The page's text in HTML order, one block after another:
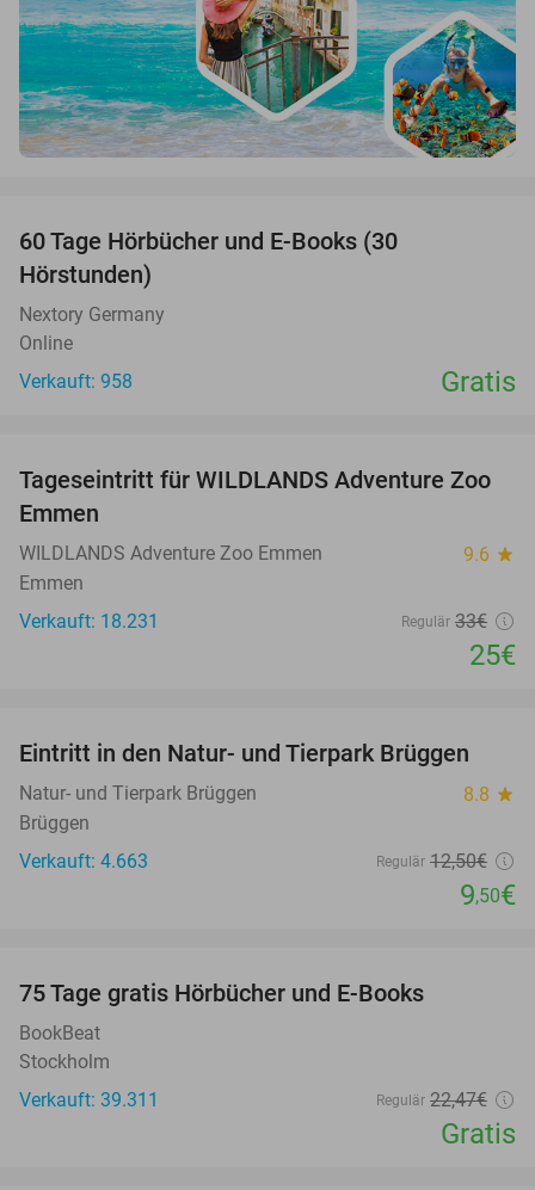
60 Tage Hörbücher und E-Books (30
Hörstunden)
Nextory Germany
Online
Verkauft: 958
Gratis
24%
Tageseintritt für WILDLANDS Adventure Zoo
Emmen
WILDLANDS Adventure Zoo Emmen 9.6 star
Emmen
Verkauft: 18.231
Regulär 33€
25€
24%
Eintritt in den Natur- und Tierpark Brüggen
Natur- und Tierpark Brüggen 8.8 star
Brüggen
Verkauft: 4.663
Regulär 12,50€
9,50€
75 Tage gratis Hörbücher und E-Books
BookBeat
Stockholm
Verkauft: 39.311
Regulär 22,47€
Gratis